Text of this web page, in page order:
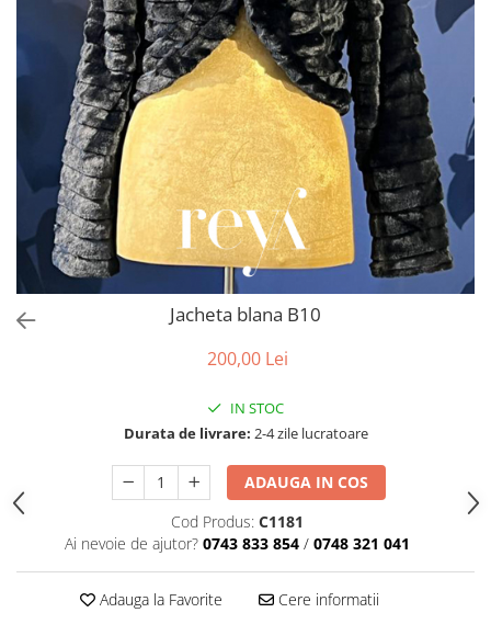
Jacheta blana B10
200,00 Lei
IN STOC
Durata de livrare: 2-4 zile lucratoare
ADAUGA IN COS
Cod Produs: C1181
Ai nevoie de ajutor? 0743 833 854 / 0748 321 041
Adauga la Favorite Cere informatii